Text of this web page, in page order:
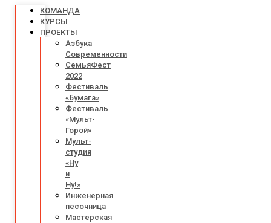
КОМАНДА
КУРСЫ
ПРОЕКТЫ
Азбука
Современности
СемьяФест
2022
Фестиваль
«Бумага»
Фестиваль
«Мульт-
Горой»
Мульт-
студия
«Ну
и
Ну!»
Инженерная
песочница
Мастерская